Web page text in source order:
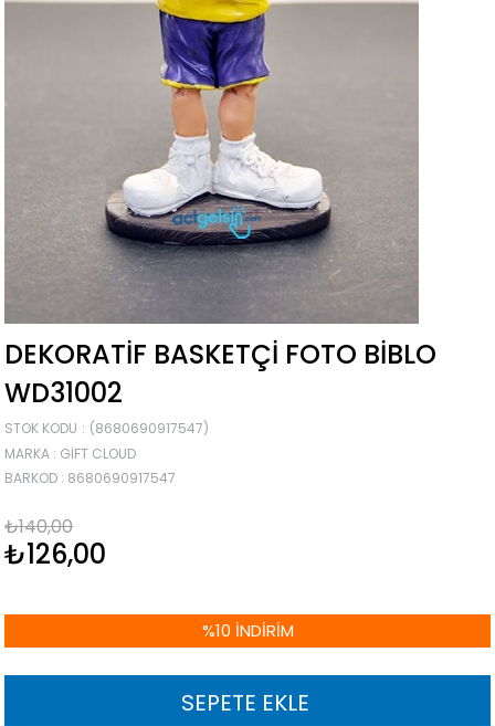
DEKORATIF BASKETÇI FOTO BIBLO
WD31002
STOK KODU
(8680690917547)
MARKA : GIFT CLOUD
BARKOD : 8680690917547
₺140,00
₺126,00
%10 İNDIRIM